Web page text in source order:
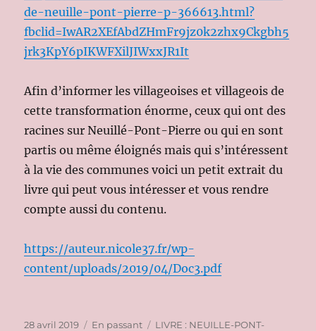
de-neuille-pont-pierre-p-366613.html?
fbclid=IwAR2XEfAbdZHmFr9jz0k2zhx9Ckgbh5
jrk3KpY6pIKWFXilJIWxxJR1It
Afin d’informer les villageoises et villageois de
cette transformation énorme, ceux qui ont des
racines sur Neuillé-Pont-Pierre ou qui en sont
partis ou même éloignés mais qui s’intéressent
à la vie des communes voici un petit extrait du
livre qui peut vous intéresser et vous rendre
compte aussi du contenu.
https://auteur.nicole37.fr/wp-
content/uploads/2019/04/Doc3.pdf
Publié
28 avril 2019 Format
En passant Catégories
LIVRE : NEUILLE-PONT-